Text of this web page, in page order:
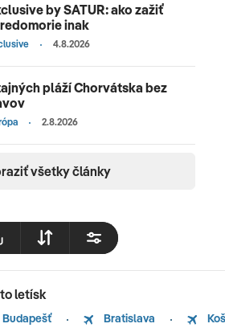
by SATUR: ako zažiť
inak
4.8.2026
pláží Chorvátska bez
2.8.2026
všetky články
letísk
Budapešť Bratislava